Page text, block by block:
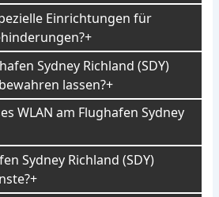
Einrichtungen für
Sydney Richland (SDY)
lassen?
WLAN am Flughafen Sydney
Sydney Richland (SDY)